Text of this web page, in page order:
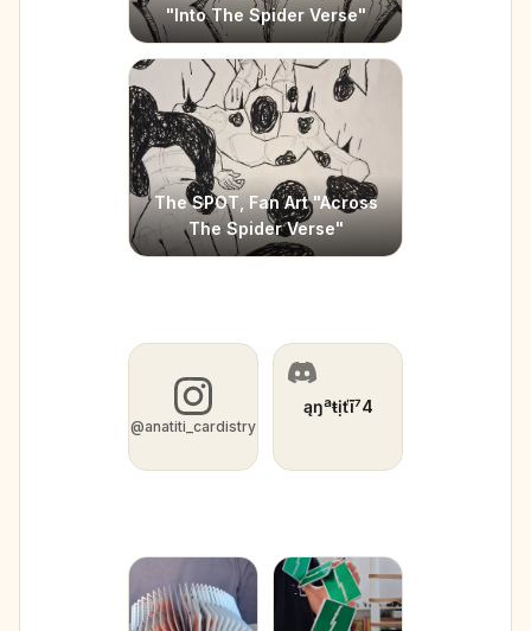
@anatiti_cardistry
ąŋªŧịťī⁷4
"Into The Spider Verse"
The SPOT, Fan Art "Across
The Spider Verse"